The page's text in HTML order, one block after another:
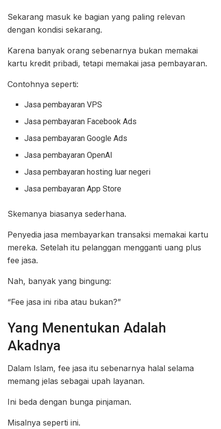
Sekarang masuk ke bagian yang paling relevan
dengan kondisi sekarang.
Karena banyak orang sebenarnya bukan memakai
kartu kredit pribadi, tetapi memakai jasa pembayaran.
Contohnya seperti:
Jasa pembayaran VPS
Jasa pembayaran Facebook Ads
Jasa pembayaran Google Ads
Jasa pembayaran OpenAI
Jasa pembayaran hosting luar negeri
Jasa pembayaran App Store
Skemanya biasanya sederhana.
Penyedia jasa membayarkan transaksi memakai kartu
mereka. Setelah itu pelanggan mengganti uang plus
fee jasa.
Nah, banyak yang bingung:
“Fee jasa ini riba atau bukan?”
Yang Menentukan Adalah
Akadnya
Dalam Islam, fee jasa itu sebenarnya halal selama
memang jelas sebagai upah layanan.
Ini beda dengan bunga pinjaman.
Misalnya seperti ini.